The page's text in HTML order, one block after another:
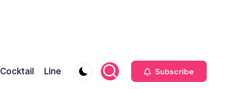
Cocktail Line Subscribe